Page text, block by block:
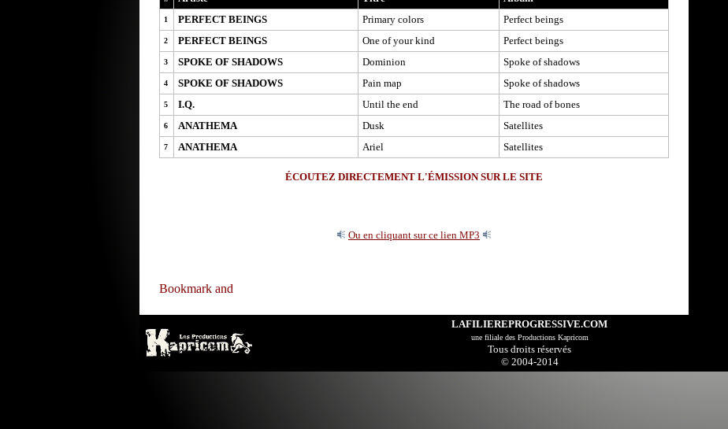
1 PERFECT BEINGS Primary colors Perfect beings
2 PERFECT BEINGS One of your kind Perfect beings
3 SPOKE OF SHADOWS Dominion Spoke of shadows
4 SPOKE OF SHADOWS Pain map Spoke of shadows
5 I.Q. Until the end The road of bones
6 ANATHEMA Dusk Satellites
7 ANATHEMA Ariel Satellites
ÉCOUTEZ DIRECTEMENT L'ÉMISSION SUR LE SITE
Ou en cliquant sur ce lien MP3
LAFILIEREPROGRESSIVE.COM
une filiale des Productions Kapricom
Tous droits réservés
© 2004-2014